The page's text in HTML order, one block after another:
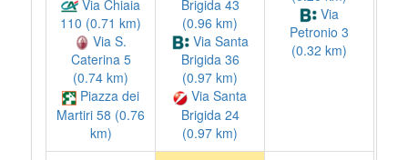
Via Chiaia
110 (0.71 km)
Via S.
Caterina 5
(0.74 km)
Piazza dei
Martiri 58 (0.76
km)
Brigida 43
(0.96 km)
Via Santa
Brigida 36
(0.97 km)
Via Santa
Brigida 24
(0.97 km)
Via
Petronio 3
(0.32 km)